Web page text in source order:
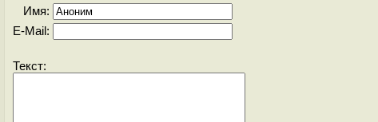
Имя:
E-Mail:
Текст: